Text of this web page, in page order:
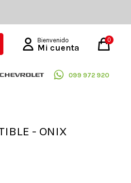
099 972 920
0
- ONIX